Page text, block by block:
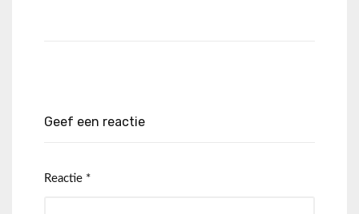
Geef een reactie
Reactie *